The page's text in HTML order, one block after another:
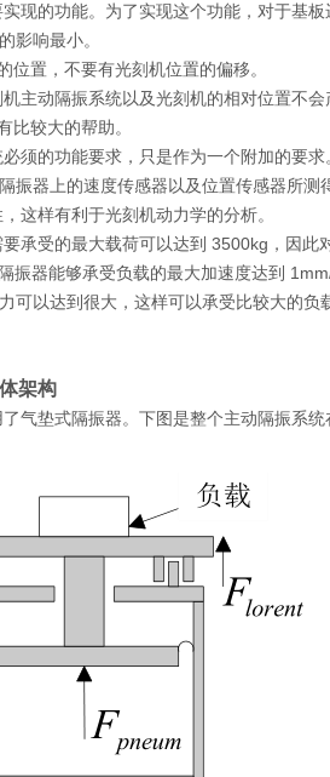
现的功能。为了实现这个功能，对于基
影响最小。
置，不要有光刻机位置的偏移。
主动隔振系统以及光刻机的相对位置不
比较大的帮助。
须的功能要求，只是作为一个附加的要
振器上的速度传感器以及位置传感器所测
这样有利于光刻机动力学的分析。
承受的最大载荷可以达到 3500kg ，因此
振器能够承受负载的最大加速度达到
可以达到很大，这样可以承受比较大的
架构
气垫式隔振器。下图是整个主动隔振系统